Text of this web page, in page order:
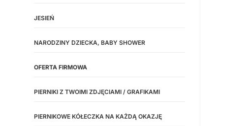
JESIEŃ
NARODZINY DZIECKA, BABY SHOWER
OFERTA FIRMOWA
PIERNIKI Z TWOIMI ZDJĘCIAMI / GRAFIKAMI
PIERNIKOWE KÓŁECZKA NA KAŻDĄ OKAZJĘ